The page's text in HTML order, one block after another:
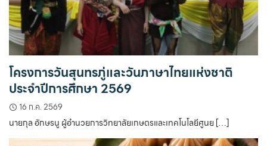
โครงการวันสุนทรภู่และวันภาษาไทยแห่งชาติ
ประจำปีการศึกษา 2569
16 ก.ค. 2569
นายกุล อักษรนู ผู้อำนวยการวิทยาลัยเกษตรและเทคโนโลยีศูนย […]